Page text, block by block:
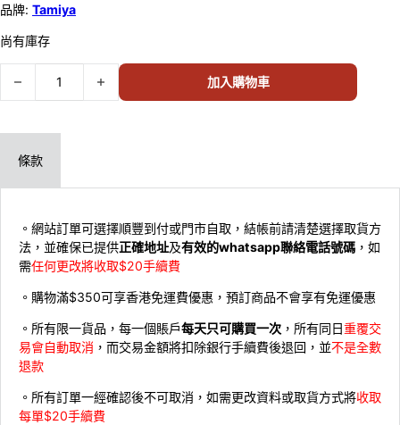
品牌: Tamiya
尚有庫存
TAMIYA Torque-Tuned 2 Motor PRO J-Cup 2025 (JC254) 95177 數
加入購物車
條款
。網站訂單可選擇順豐到付或門市自取，結帳前請清楚選擇取貨方
法，並確保已提供正確地址及有效的whatsapp聯絡電話號碼 ，如
需任何更改將收取$20手續費
。購物滿$350可享香港免運費優惠，預訂商品不會享有免運優惠
。所有限一貨品，每一個賬戶每天只可購買一次 ，所有同日重覆交
易會自動取消 ，而交易金額將扣除銀行手續費後退回，並不是全數
退款
。所有訂單一經確認後不可取消，如需更改資料或取貨方式將收取
每單$20手續費